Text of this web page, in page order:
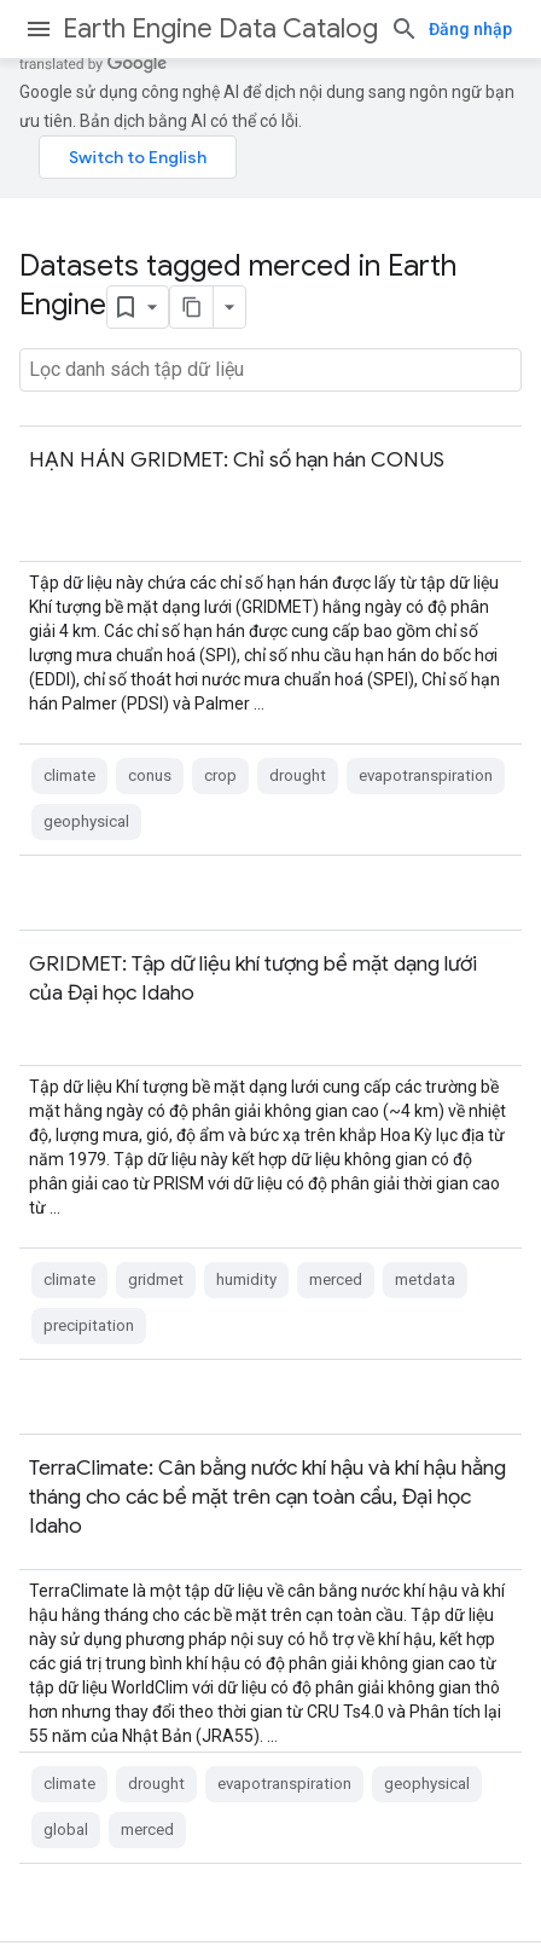
Earth Engine Data Catalog Đăng nhập
Google sử dụng công nghệ AI để dịch nội dung sang ngôn ngữ bạn
ưu tiên. Bản dịch bằng AI có thể có lỗi.
Datasets tagged merced in Earth
Engine
HẠN HÁN GRIDMET: Chỉ số hạn hán CONUS
Tập dữ liệu này chứa các chỉ số hạn hán được lấy từ tập dữ liệu
Khí tượng bề mặt dạng lưới (GRIDMET) hằng ngày có độ phân
giải 4 km. Các chỉ số hạn hán được cung cấp bao gồm chỉ số
lượng mưa chuẩn hoá (SPI), chỉ số nhu cầu hạn hán do bốc hơi
(EDDI), chỉ số thoát hơi nước mưa chuẩn hoá (SPEI), Chỉ số hạn
hán Palmer (PDSI) và Palmer …
climate conus crop drought evapotranspiration
geophysical
GRIDMET: Tập dữ liệu khí tượng bề mặt dạng lưới
của Đại học Idaho
Tập dữ liệu Khí tượng bề mặt dạng lưới cung cấp các trường bề
mặt hằng ngày có độ phân giải không gian cao (~4 km) về nhiệt
độ, lượng mưa, gió, độ ẩm và bức xạ trên khắp Hoa Kỳ lục địa từ
năm 1979. Tập dữ liệu này kết hợp dữ liệu không gian có độ
phân giải cao từ PRISM với dữ liệu có độ phân giải thời gian cao
từ …
climate gridmet humidity merced metdata
precipitation
TerraClimate: Cân bằng nước khí hậu và khí hậu hằng
tháng cho các bề mặt trên cạn toàn cầu, Đại học
Idaho
TerraClimate là một tập dữ liệu về cân bằng nước khí hậu và khí
hậu hằng tháng cho các bề mặt trên cạn toàn cầu. Tập dữ liệu
này sử dụng phương pháp nội suy có hỗ trợ về khí hậu, kết hợp
các giá trị trung bình khí hậu có độ phân giải không gian cao từ
tập dữ liệu WorldClim với dữ liệu có độ phân giải không gian thô
hơn nhưng thay đổi theo thời gian từ CRU Ts4.0 và Phân tích lại
55 năm của Nhật Bản (JRA55). …
climate drought evapotranspiration geophysical
global merced